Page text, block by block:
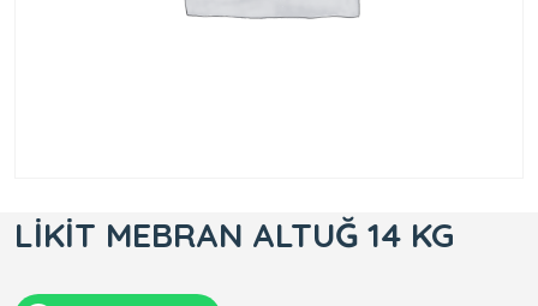
LİKİT MEBRAN ALTUĞ 14 KG